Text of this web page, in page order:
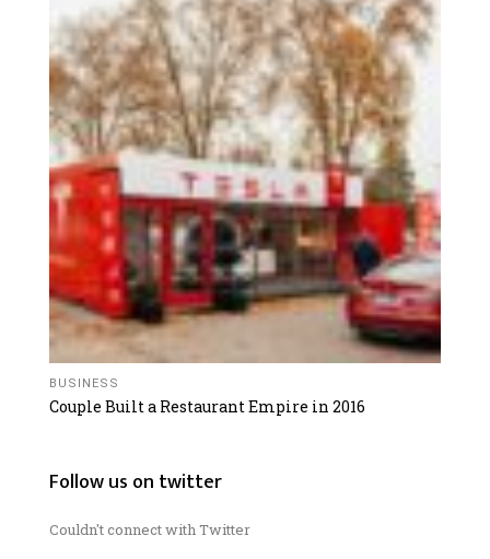
BUSINESS
Couple Built a Restaurant Empire in 2016
Follow us on twitter
Couldn't connect with Twitter